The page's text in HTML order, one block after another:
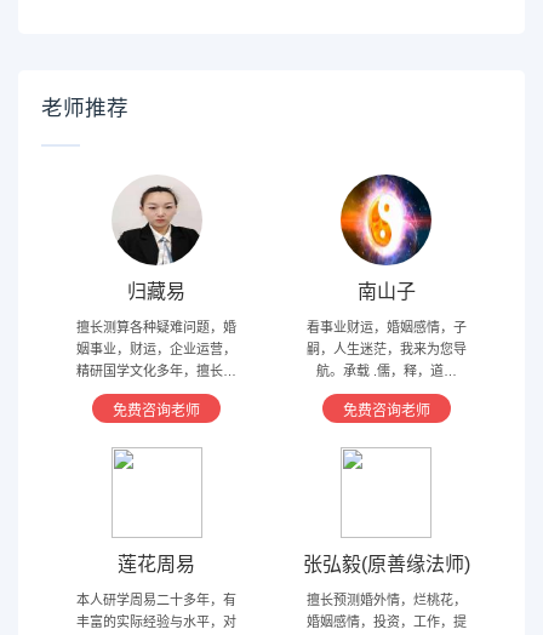
老师推荐
归藏易
擅长测算各种疑难问题，婚
姻事业，财运，企业运营，
精研国学文化多年，擅长归
藏易，盲派占卜，太乙，河
洛卦，紫薇，奇门遁甲等多
免费咨询老师
南山子
看事业财运，婚姻感情，子
嗣，人生迷茫，我来为您导
航。承载 .儒，释，道文
化，研究易经多年，精通八
字，六爻，奇门遁甲。
免费咨询老师
莲花周易
本人研学周易二十多年，有
丰富的实际经验与水平，对
张弘毅(原善缘法师)
擅长预测婚外情，烂桃花，
婚姻感情，投资，工作，提